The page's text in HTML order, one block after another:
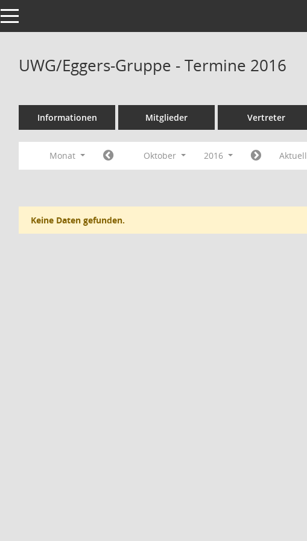
Toggle navigation
UWG/Eggers-Gruppe - Termine 2016
Informationen Mitglieder Vertreter
Monat Oktober 2016 Aktuell
Keine Daten gefunden.